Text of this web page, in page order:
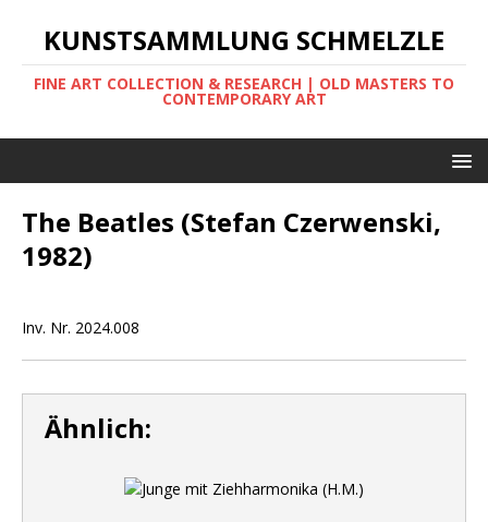
KUNSTSAMMLUNG SCHMELZLE
FINE ART COLLECTION & RESEARCH | OLD MASTERS TO
CONTEMPORARY ART
The Beatles (Stefan Czerwenski,
1982)
Inv. Nr. 2024.008
Ähnlich: